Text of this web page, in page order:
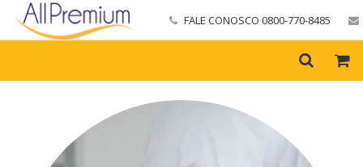
FALE CONOSCO 0800-770-8485